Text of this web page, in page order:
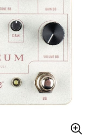
電子ピアノ
その他楽器
エフェクター